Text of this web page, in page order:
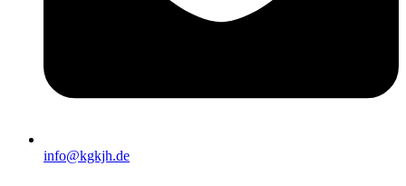
info@kgkjh.de